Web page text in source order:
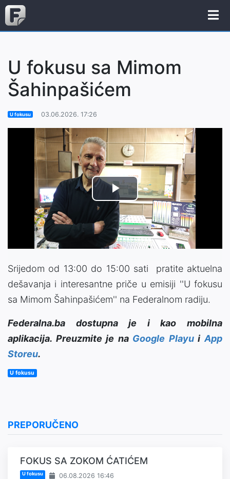
U fokusu sa Mimom
Šahinpašićem
U fokusu 03.06.2026. 17:26
Play
Video
Srijedom od 13:00 do 15:00 sati pratite aktuelna
dešavanja i interesantne priče u emisiji ''U fokusu
sa Mimom Šahinpašićem'' na Federalnom radiju.
Federalna.ba dostupna je i kao mobilna
aplikacija. Preuzmite je na Google PlayuiApp
Storeu.
U fokusu
PREPORUČENO
FOKUS SA ZOKOM ĆATIĆEM
U fokusu 06.08.2026 16:46